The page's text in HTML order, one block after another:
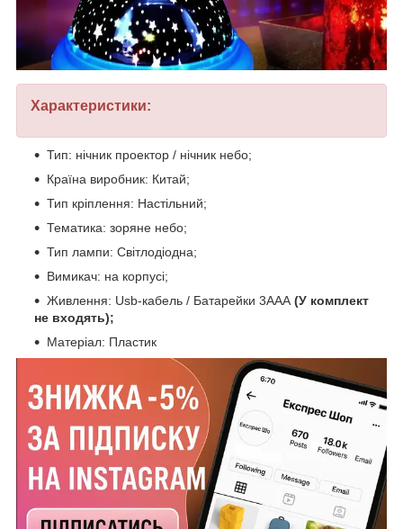
Характеристики:
Тип: нічник проектор / нічник небо;
Країна виробник: Китай;
Тип кріплення: Настільний;
Тематика: зоряне небо;
Тип лампи: Світлодіодна;
Вимикач: на корпусі;
Живлення: Usb-кабель / Батарейки 3ААА (У комплект
не входять);
Матеріал: Пластик